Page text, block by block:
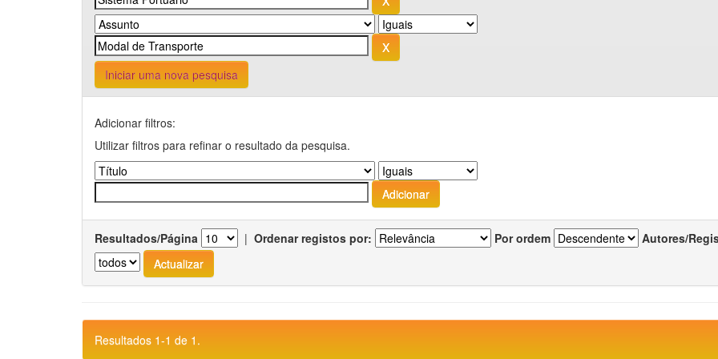
Iniciar uma nova pesquisa
Adicionar filtros:
Utilizar filtros para refinar o resultado da pesquisa.
Resultados/Página | Ordenar registos por: Por ordem Autores/
Resultados 1-1 de 1.